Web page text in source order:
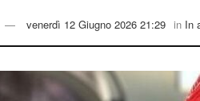
venerdì 12 Giugno 2026 21:29 in In